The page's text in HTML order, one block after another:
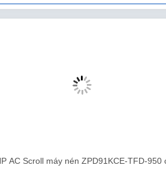
AC Scroll máy nén ZPD91KCE-TFD-950